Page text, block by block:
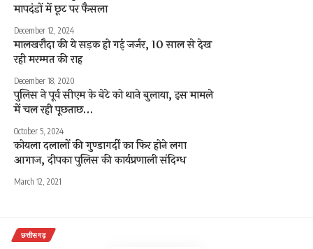
मापदंडों में छूट पर फैसला
December 12, 2024
मालखरौदा की ये सड़क हो गई जर्जर, 10 साल से देख
रही मरम्मत की राह
December 18, 2020
पुलिस ने पूर्व सीएम के बेटे को थाने बुलाया, इस मामले
में चल रही पूछताछ…
October 5, 2024
कोयला दलालों की गुण्डागर्दी का फिर होने लगा
आगाज, दीपका पुलिस की कार्यप्रणाली संदिग्ध
March 12, 2021
छत्तीसगढ़